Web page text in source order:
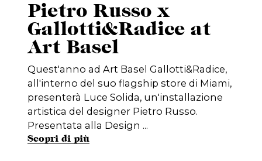
Pietro Russo x
Gallotti&Radice at
Art Basel
Quest'anno ad Art Basel Gallotti&Radice,
all'interno del suo flagship store di Miami,
presenterà Luce Solida, un'installazione
artistica del designer Pietro Russo.
Presentata alla Design ...
Scopri di più